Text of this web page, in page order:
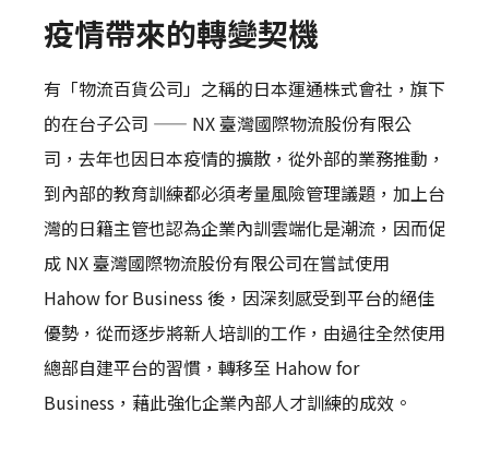
疫情帶來的轉變契機
有「物流百貨公司」之稱的日本運通株式會社，旗下
的在台子公司 —— NX 臺灣國際物流股份有限公
司，去年也因日本疫情的擴散，從外部的業務推動，
到內部的教育訓練都必須考量風險管理議題，加上台
灣的日籍主管也認為企業內訓雲端化是潮流，因而促
成 NX 臺灣國際物流股份有限公司在嘗試使用
Hahow for Business 後，因深刻感受到平台的絕佳
優勢，從而逐步將新人培訓的工作，由過往全然使用
總部自建平台的習慣，轉移至 Hahow for
Business，藉此強化企業內部人才訓練的成效。